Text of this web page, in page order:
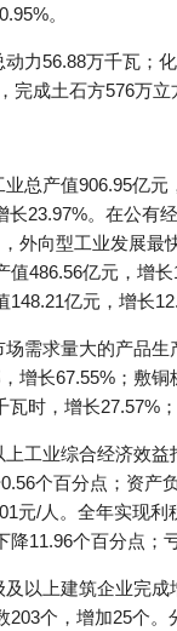
。
力56.88万千瓦；
完成土石方576万
总产值906.95亿
长23.97%。在公有
外向型工业发展
486.56亿元，增
亿元，增长
需求量大的产品
增长67.55%；敷
时，增长27.57%
工业综合经济效
个百分点；资产
元/人。全年实现
11.96个百分点；
以上建筑企业完
个，增加25个。